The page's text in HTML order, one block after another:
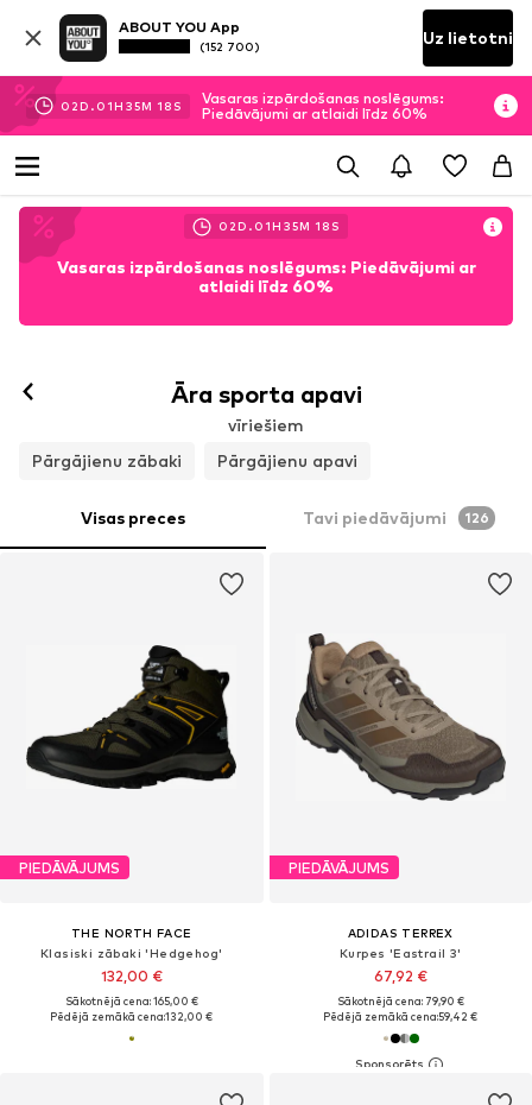
ABOUT YOU App
(152 700) Uz lietotni
02D. 01H 35M 16 S
Vasaras izpārdošanas noslēgums:
Piedāvājumi ar atlaidi līdz 60%
02D. 01H 35M 16 S
Vasaras izpārdošanas noslēgums: Piedāvājumi ar
atlaidi līdz 60%
Āra sporta apavi
vīriešiem
Pārgājienu zābaki
Pārgājienu apavi
Visas preces Tavi piedāvājumi 126
PIEDĀVĀJUMS
THE NORTH FACE
Klasiski zābaki 'Hedgehog'
132,00 €
Sākotnējā cena: 165,00 €
Pēdējā zemākā cena:132,00 €
PIEDĀVĀJUMS
ADIDAS TERREX
Kurpes 'Eastrail 3'
67,92 €
Sākotnējā cena: 79,90 €
Pēdējā zemākā cena:59,42 €